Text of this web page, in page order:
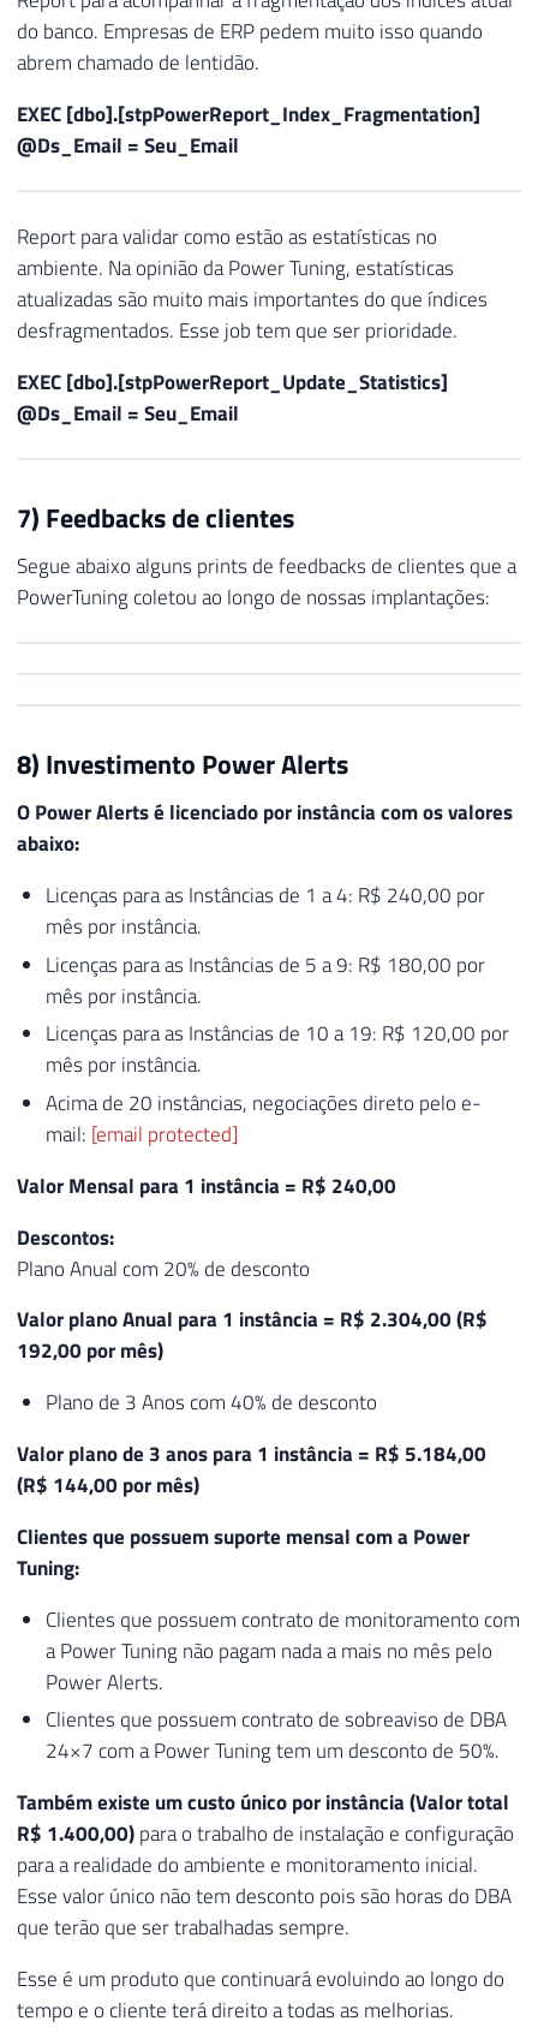
do banco. Empresas de ERP pedem muito isso quando
abrem chamado de lentidão.
EXEC [dbo].[stpPowerReport_Index_Fragmentation]
@Ds_Email = Seu_Email
Report para validar como estão as estatísticas no
ambiente. Na opinião da Power Tuning, estatísticas
atualizadas são muito mais importantes do que índices
desfragmentados. Esse job tem que ser prioridade.
EXEC [dbo].[stpPowerReport_Update_Statistics]
@Ds_Email = Seu_Email
7) Feedbacks de clientes
Segue abaixo alguns prints de feedbacks de clientes que a
PowerTuning coletou ao longo de nossas implantações:
8) Investimento Power Alerts
O Power Alerts é licenciado por instância com os valores
abaixo:
Licenças para as Instâncias de 1 a 4: R$ 240,00 por
mês por instância.
Licenças para as Instâncias de 5 a 9: R$ 180,00 por
mês por instância.
Licenças para as Instâncias de 10 a 19: R$ 120,00 por
mês por instância.
Acima de 20 instâncias, negociações direto pelo e-
mail: [email protected]
Valor Mensal para 1 instância = R$ 240,00
Descontos:
Plano Anual com 20% de desconto
Valor plano Anual para 1 instância = R$ 2.304,00 (R$
192,00 por mês)
Plano de 3 Anos com 40% de desconto
Valor plano de 3 anos para 1 instância = R$ 5.184,00
(R$ 144,00 por mês)
Clientes que possuem suporte mensal com a Power
Tuning:
Clientes que possuem contrato de monitoramento com
a Power Tuning não pagam nada a mais no mês pelo
Power Alerts.
Clientes que possuem contrato de sobreaviso de DBA
24×7 com a Power Tuning tem um desconto de 50%.
Também existe um custo único por instância (Valor total
R$ 1.400,00)para o trabalho de instalação e configuração
para a realidade do ambiente e monitoramento inicial.
Esse valor único não tem desconto pois são horas do DBA
que terão que ser trabalhadas sempre.
Esse é um produto que continuará evoluindo ao longo do
tempo e o cliente terá direito a todas as melhorias.